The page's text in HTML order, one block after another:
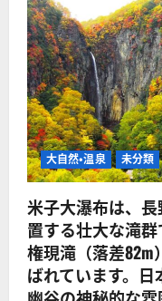
大自然・温泉 未分類
米子大瀑布は、
置する壮大な滝
権現滝（落差
ばれています。